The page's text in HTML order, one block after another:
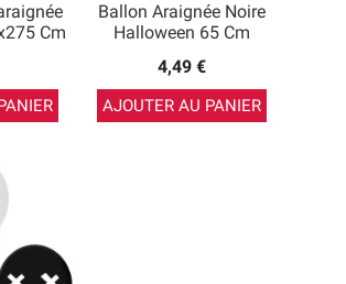
Cm
Ballon Araignée Noire
Halloween 65 Cm
4,49 €
AJOUTER AU PANIER